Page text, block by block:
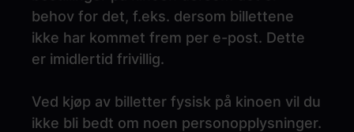
behov for det, f.eks. dersom billettene
ikke har kommet frem per e-post. Dette
er imidlertid frivillig.
Ved kjøp av billetter fysisk på kinoen vil du
ikke bli bedt om noen personopplysninger.